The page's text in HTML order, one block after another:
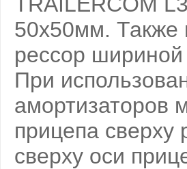
50х50мм. Также
рессор
При
амортизаторов
прицепа сверху
сверху оси